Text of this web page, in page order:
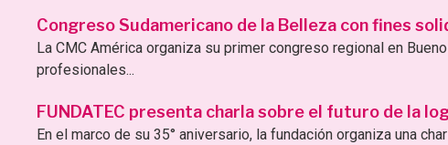
Congreso Sudamericano de la Belleza con fines
La CMC América organiza su primer congreso regional en
profesionales...
FUNDATEC presenta charla sobre el futuro de la
En el marco de su 35° aniversario, la fundación organiza una